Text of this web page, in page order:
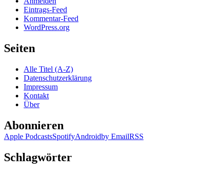
Eintrags-Feed
Kommentar-Feed
WordPress.org
Seiten
Alle Titel (A-Z)
Datenschutzerklärung
Impressum
Kontakt
Über
Abonnieren
Apple PodcastsSpotifyAndroidby EmailRSS
Schlagwörter